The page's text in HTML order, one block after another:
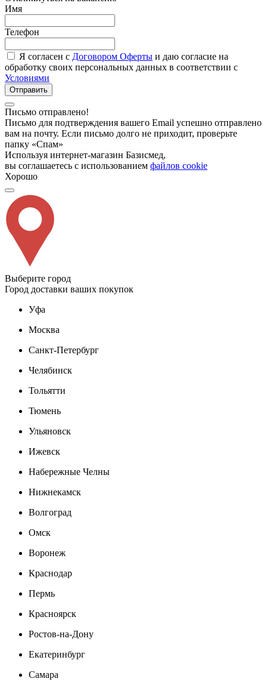
Имя
Телефон
Я согласен с Договором Оферты и даю согласие на
обработку своих персональных данных в соответствии с
Условиями
Отправить
Письмо отправлено!
Письмо для подтверждения вашего Email успешно отправлено
вам на почту. Если письмо долго не приходит, проверьте
папку «Спам»
Используя интернет-магазин Базисмед,
вы соглашаетесь с использованием файлов cookie
Хорошо
Выберите город
Город доставки ваших покупок
Уфа
Москва
Санкт-Петербург
Челябинск
Тольятти
Тюмень
Ульяновск
Ижевск
Набережные Челны
Нижнекамск
Волгоград
Омск
Воронеж
Краснодар
Пермь
Красноярск
Ростов-на-Дону
Екатеринбург
Самара